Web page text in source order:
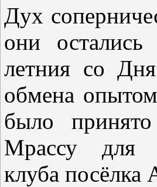
Дух
они
летния со
обмена
было
Мрассу для
клуба